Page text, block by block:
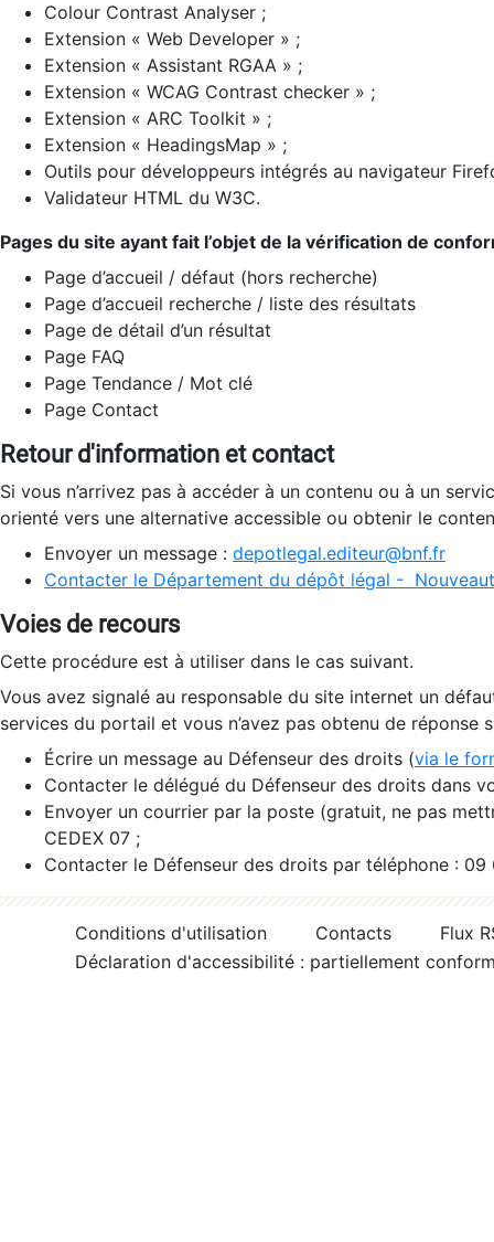
Colour Contrast Analyser ;
Extension « Web Developer » ;
Extension « Assistant RGAA » ;
Extension « WCAG Contrast checker » ;
Extension « ARC Toolkit » ;
Extension « HeadingsMap » ;
Outils pour développeurs intégrés au navigateur
Validateur HTML du W3C.
Pages du site ayant fait l’objet de la vérification de
Page d’accueil / défaut (hors recherche)
Page d’accueil recherche / liste des résultats
Page de détail d’un résultat
Page FAQ
Page Tendance / Mot clé
Page Contact
Retour d'information et contact
Si vous n’arrivez pas à accéder à un contenu ou à un
orienté vers une alternative accessible ou obtenir le
Envoyer un message : depotlegal.editeur@bnf.fr
Contacter le Département du dépôt légal -
Voies de recours
Cette procédure est à utiliser dans le cas suivant.
Vous avez signalé au responsable du site internet un
services du portail et vous n’avez pas obtenu de réponse
Écrire un message au Défenseur des droits (via le
Contacter le délégué du Défenseur des droits dans
Envoyer un courrier par la poste (gratuit, ne pas
CEDEX 07 ;
Contacter le Défenseur des droits par téléphone :
Conditions d'utilisation Contacts
Flux
Déclaration d'accessibilité : partiellement